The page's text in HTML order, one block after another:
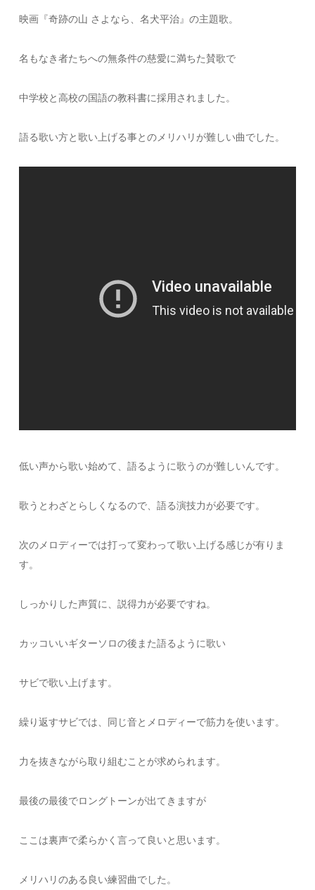
映画『奇跡の山 さよなら、名犬平治』の主題歌。
名もなき者たちへの無条件の慈愛に満ちた賛歌で
中学校と高校の国語の教科書に採用されました。
語る歌い方と歌い上げる事とのメリハリが難しい曲でした。
低い声から歌い始めて、語るように歌うのが難しいんです。
歌うとわざとらしくなるので、語る演技力が必要です。
次のメロディーでは打って変わって歌い上げる感じが有りま
す。
しっかりした声質に、説得力が必要ですね。
カッコいいギターソロの後また語るように歌い
サビで歌い上げます。
繰り返すサビでは、同じ音とメロディーで筋力を使います。
力を抜きながら取り組むことが求められます。
最後の最後でロングトーンが出てきますが
ここは裏声で柔らかく言って良いと思います。
メリハリのある良い練習曲でした。